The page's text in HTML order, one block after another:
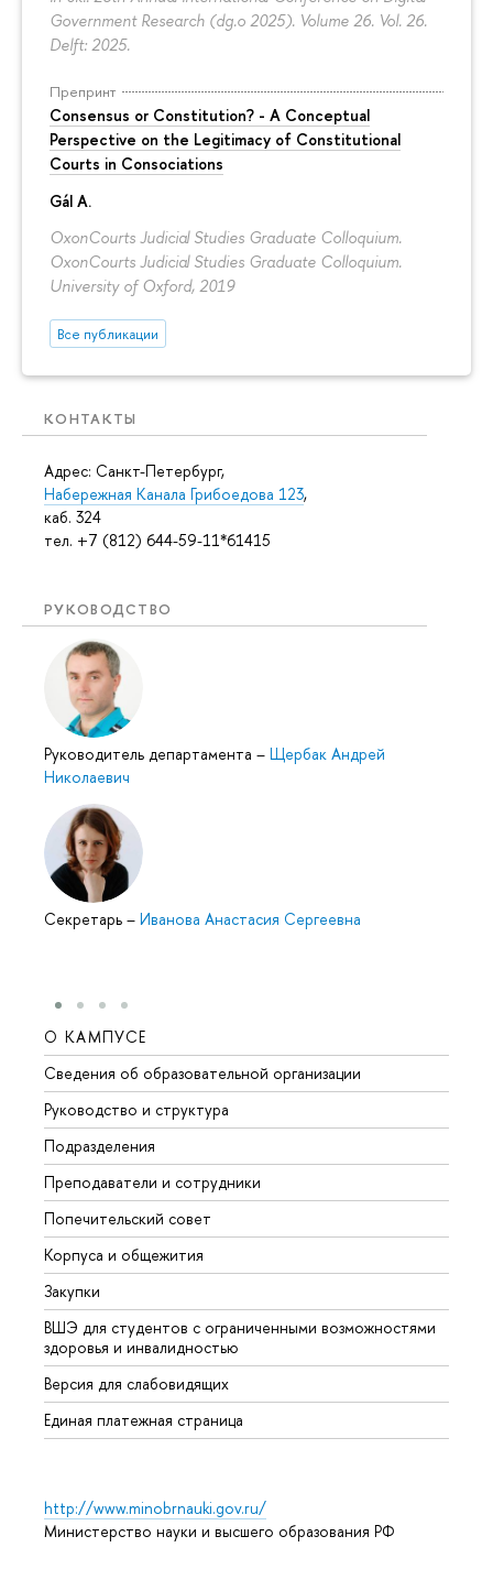
Government Research (dg.o 2025). Volume 26. Vol. 26.
Delft: 2025.
Препринт
Consensus or Constitution? - A Conceptual
Perspective on the Legitimacy of Constitutional
Courts in Consociations
Gál A.
OxonCourts Judicial Studies Graduate Colloquium.
OxonCourts Judicial Studies Graduate Colloquium.
University of Oxford, 2019
Все публикации
КОНТАКТЫ
Адрес: Санкт-Петербург,
Набережная Канала Грибоедова 123,
каб. 324
тел. +7 (812) 644-59-11*61415
РУКОВОДСТВО
Руководитель департамента – Щербак Андрей
Николаевич
Секретарь – Иванова Анастасия Сергеевна
О КАМПУСЕ
Сведения об образовательной организации
Руководство и структура
Подразделения
Преподаватели и сотрудники
Попечительский совет
Корпуса и общежития
Закупки
ВШЭ для студентов с ограниченными возможностями
здоровья и инвалидностью
Версия для слабовидящих
Единая платежная страница
http://www.minobrnauki.gov.ru/
Министерство науки и высшего образования РФ